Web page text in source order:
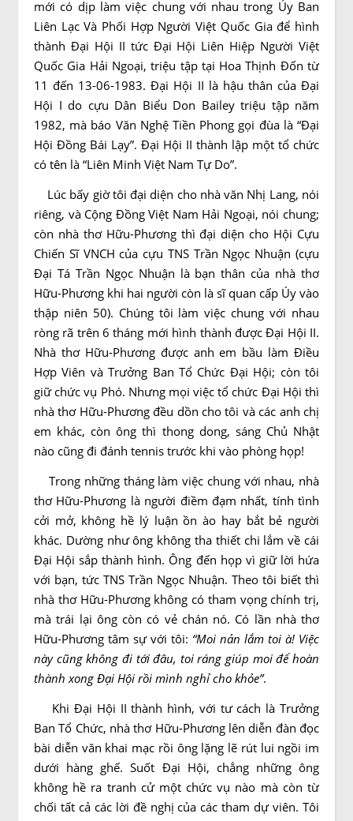
mới có dịp làm việc chung với nhau trong Ủy Ban
Liên Lạc Và Phối Hợp Người Việt Quốc Gia để hình
thành Ðại Hội II tức Ðại Hội Liên Hiệp Người Việt
Quốc Gia Hải Ngoại, triệu tập tại Hoa Thịnh Ðốn từ
11 đến 13-06-1983. Ðại Hội II là hậu thân của Ðại
Hội I do cựu Dân Biểu Don Bailey triệu tập năm
1982, mà báo Văn Nghệ Tiền Phong gọi đùa là “Ðại
Hội Ðồng Bái Lạy”. Ðại Hội II thành lập một tổ chức
có tên là “Liên Minh Việt Nam Tự Do”.
Lúc bấy giờ tôi đại diện cho nhà văn Nhị Lang, nói
riêng, và Cộng Ðồng Việt Nam Hải Ngoại, nói chung;
còn nhà thơ Hữu-Phương thì đại diện cho Hội Cựu
Chiến Sĩ VNCH của cựu TNS Trần Ngọc Nhuận (cựu
Ðại Tá Trần Ngọc Nhuận là bạn thân của nhà thơ
Hữu-Phương khi hai người còn là sĩ quan cấp Úy vào
thập niên 50). Chúng tôi làm việc chung với nhau
ròng rã trên 6 tháng mới hình thành được Ðại Hội II.
Nhà thơ Hữu-Phương được anh em bầu làm Ðiều
Hợp Viên và Trưởng Ban Tổ Chức Ðại Hội; còn tôi
giữ chức vụ Phó. Nhưng mọi việc tổ chức Ðại Hội thì
nhà thơ Hữu-Phương đều dồn cho tôi và các anh chị
em khác, còn ông thì thong dong, sáng Chủ Nhật
nào cũng đi đánh tennis trước khi vào phòng họp!
Trong những tháng làm việc chung với nhau, nhà
thơ Hữu-Phương là người điềm đạm nhất, tính tình
cởi mở, không hề lý luận ồn ào hay bắt bẻ người
khác. Dường như ông không tha thiết chi lắm về cái
Ðại Hội sắp thành hình. Ông đến họp vì giữ lời hứa
với bạn, tức TNS Trần Ngọc Nhuận. Theo tôi biết thì
nhà thơ Hữu-Phương không có tham vọng chính trị,
mà trái lại ông còn có vẻ chán nó. Có lần nhà thơ
Hữu-Phương tâm sự với tôi: “Moi nản lắm toi à! Việc
này cũng không đi tới đâu, toi ráng giúp moi để hoàn
thành xong Ðại Hội rồi mình nghỉ cho khỏe”.
Khi Ðại Hội II thành hình, với tư cách là Trưởng
Ban Tổ Chức, nhà thơ Hữu-Phương lên diễn đàn đọc
bài diễn văn khai mạc rồi ông lặng lẽ rút lui ngồi im
dưới hàng ghế. Suốt Ðại Hội, chẳng những ông
không hề ra tranh cử một chức vụ nào mà còn từ
chối tất cả các lời đề nghị của các tham dự viên. Tôi